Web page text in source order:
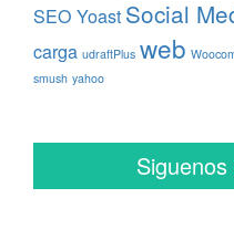
SEO Yoast Social
carga udraftPlus web
smush yahoo